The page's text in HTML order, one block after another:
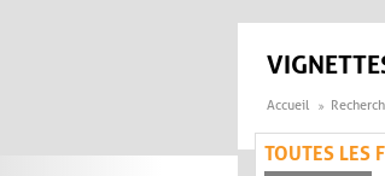
Accueil
TOUTES LES